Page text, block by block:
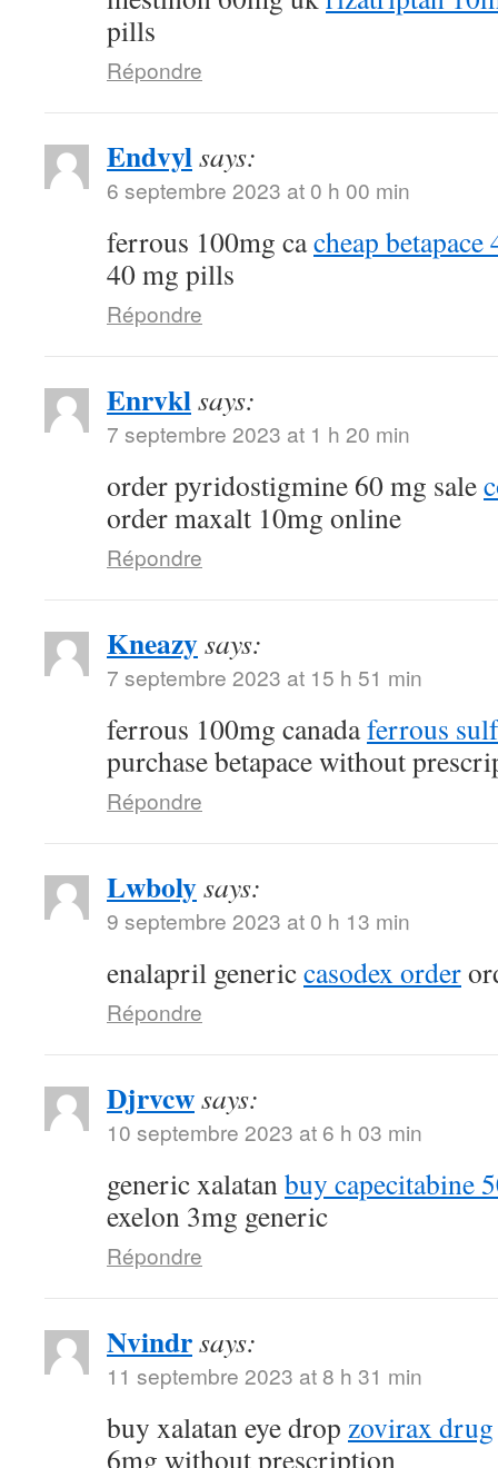
pills
Répondre
Endvylsays:
6 septembre 2023 at 0 h 00 min
ferrous 100mg cacheap betapace
40 mg pills
Répondre
Enrvklsays:
7 septembre 2023 at 1 h 20 min
order pyridostigmine 60 mg sale
order maxalt 10mg online
Répondre
Kneazysays:
7 septembre 2023 at 15 h 51 min
ferrous 100mg canadaferrous
purchase betapace without
Répondre
Lwbolysays:
9 septembre 2023 at 0 h 13 min
enalapril genericcasodex order
Répondre
Djrvcwsays:
10 septembre 2023 at 6 h 03 min
generic xalatanbuy capecitabine
exelon 3mg generic
Répondre
Nvindrsays:
11 septembre 2023 at 8 h 31 min
buy xalatan eye drop zovirax drug
6mg without prescription